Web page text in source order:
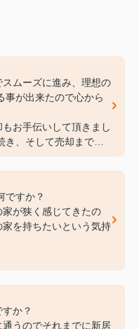
ムーズに進み、理想の
事が出来たので心から
お手伝いして頂きまし
、そして売却までの
て頂いたので安心して
。 御尽力頂きありが
ですか？
家が狭く感じてきたの
を持ちたいという気持
手となった事（モノ）
らなかったこと。また
と。
か？
通うのでそれまでに新居